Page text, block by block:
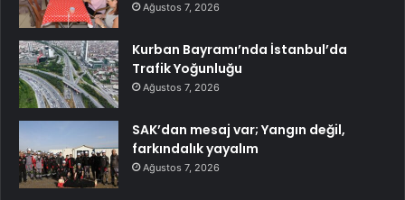
Ağustos 7, 2026
Kurban Bayramı’nda İstanbul’da
Trafik Yoğunluğu
Ağustos 7, 2026
SAK’dan mesaj var; Yangın değil,
farkındalık yayalım
Ağustos 7, 2026